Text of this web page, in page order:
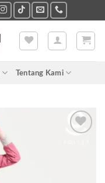
Tentang Kami